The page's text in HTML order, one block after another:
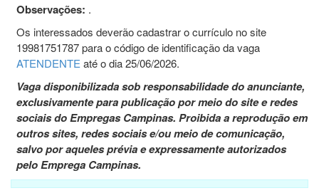
Observações: .
Os interessados deverão cadastrar o currículo no site
19981751787 para o código de identificação da vaga
ATENDENTE até o dia 25/06/2026.
Vaga disponibilizada sob responsabilidade do anunciante,
exclusivamente para publicação por meio do site e redes
sociais do Empregas Campinas. Proibida a reprodução em
outros sites, redes sociais e/ou meio de comunicação,
salvo por aqueles prévia e expressamente autorizados
pelo Emprega Campinas.